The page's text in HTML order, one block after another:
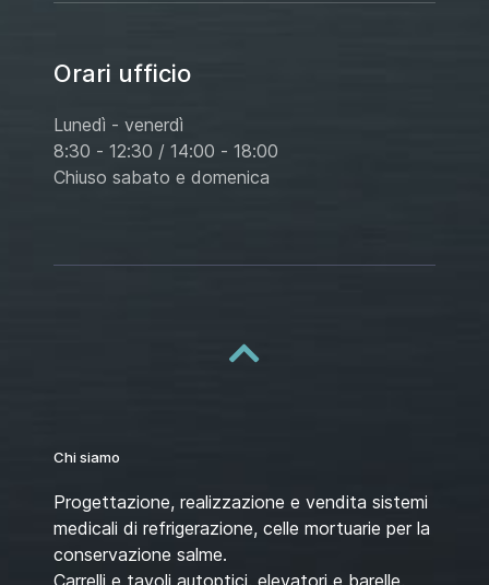
Orari ufficio
Lunedì - venerdì
8:30 - 12:30 / 14:00 - 18:00
Chiuso sabato e domenica
Chi siamo
Progettazione, realizzazione e vendita sistemi
medicali di refrigerazione, celle mortuarie per la
conservazione salme.
Carrelli e tavoli autoptici, elevatori e barelle,